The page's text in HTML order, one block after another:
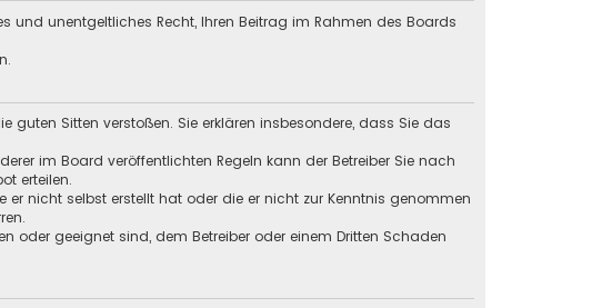
und unentgeltliches Recht, Ihren Beitrag im Rahmen des Boards
guten Sitten verstoßen. Sie erklären insbesondere, dass Sie das
im Board veröffentlichten Regeln kann der Betreiber Sie nach
erteilen.
er nicht selbst erstellt hat oder die er nicht zur Kenntnis genommen
oder geeignet sind, dem Betreiber oder einem Dritten Schaden